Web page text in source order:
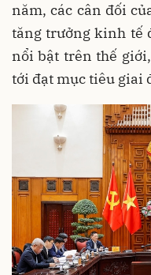
năm, các cân đối
tăng trưởng kinh tế
nổi bật trên thế
tới đạt mục tiêu giai